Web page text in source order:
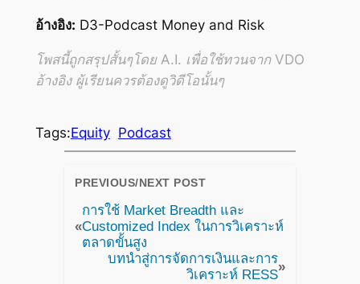
อ้างอิง: D3-Podcast Money and Risk
โพสนี้ถูกสรุปสั้นๆโดย A.I. เพื่อใช้ทวนจาก VDO
อ้างอิง ผู้เรียนควรต้องดูวิดีโอนั้นๆ
Tags:Equity Podcast
PREVIOUS/NEXT POST
«
การใช้ Market Breadth และ
Customized Index ในการวิเคราะห์
ตลาดขั้นสูง
บทนำสู่การจัดการเงินและการ
วิเคราะห์ RESS
»